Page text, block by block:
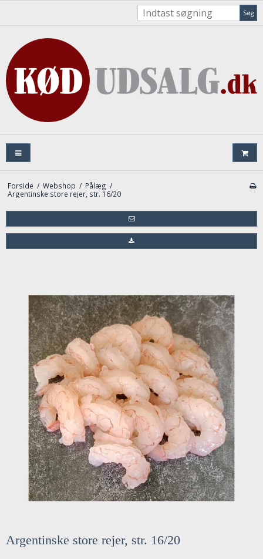
Søg
Forside / Webshop / Pålæg /
Argentinske store rejer, str. 16/20
Argentinske store rejer, str. 16/20